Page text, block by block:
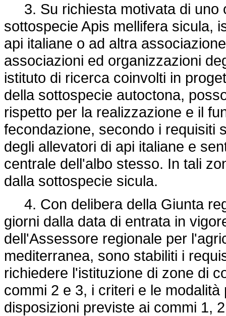
3. Su richiesta motivata di uno
sottospecie Apis mellifera sicula,
api italiane o ad altra
associazioni ed organizzazioni
istituto di ricerca coinvolti in
della sottospecie autoctona,
rispetto per la realizzazione e il
fecondazione, secondo i requisiti
degli allevatori di api italiane e
centrale dell'albo stesso. In tali
dalla sottospecie sicula.
4. Con delibera della Giunta
giorni dalla data di entrata in
dell'Assessore regionale per
mediterranea, sono stabiliti i
richiedere l'istituzione di zone di
commi 2 e 3, i criteri e le
disposizioni previste ai commi 1,